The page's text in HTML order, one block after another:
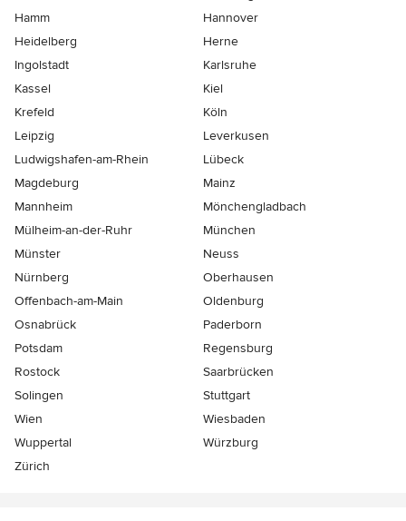
Hamm
Hannover
Heidelberg
Herne
Ingolstadt
Karlsruhe
Kassel
Kiel
Krefeld
Köln
Leipzig
Leverkusen
Ludwigshafen-am-Rhein
Lübeck
Magdeburg
Mainz
Mannheim
Mönchen­gladbach
Mülheim-an-der-Ruhr
München
Münster
Neuss
Nürnberg
Oberhausen
Offenbach-am-Main
Oldenburg
Osnabrück
Paderborn
Potsdam
Regensburg
Rostock
Saarbrücken
Solingen
Stuttgart
Wien
Wiesbaden
Wuppertal
Würzburg
Zürich